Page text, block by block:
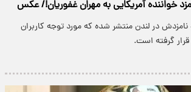
خواننده آمریکایی به مهران غفوریان!/ عکس
نامزدش در لندن منتشر شده که مورد توجه کاربران
گرفته است.